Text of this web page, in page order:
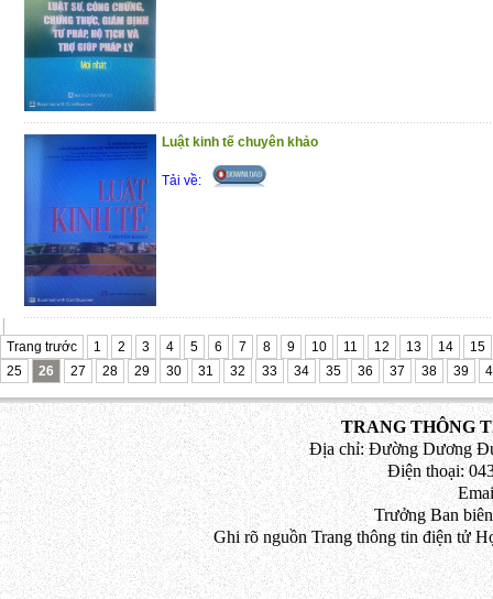
Luật kinh tế chuyên khảo
Tải về:
Trang trước 1 2 3 4 5 6 7 8 9 10 11 12 13 14
15
25
26 27 28 29 30 31 32 33 34 35 36 37 38 39
TRANG THÔNG
Địa chỉ: Đường Dương
Điện thoại:
Trưởng Ban
Ghi rõ nguồn Trang thông tin điện tử